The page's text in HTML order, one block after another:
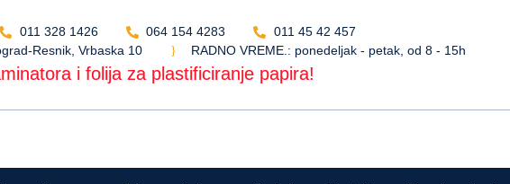
011 328 1426 064 154 4283
011 45 42 457
Resnik, Vrbaska 10
RADNO VREME.: ponedeljak - petak, od 8 - 15h
i folija za plastificiranje papira!